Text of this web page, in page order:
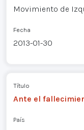
Movimiento de
Fecha
2013-01-30
Título
Ante el
País